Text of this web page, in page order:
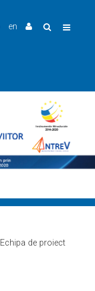
en
Echipa de proiect